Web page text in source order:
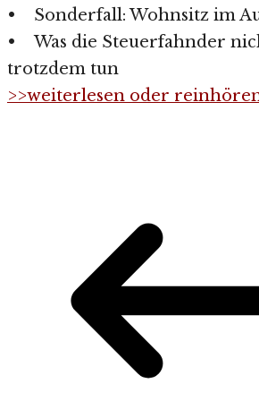
• Sonderfall: Wohnsitz im
• Was die Steuerfahnder
trotzdem tun
>>weiterlesen oder